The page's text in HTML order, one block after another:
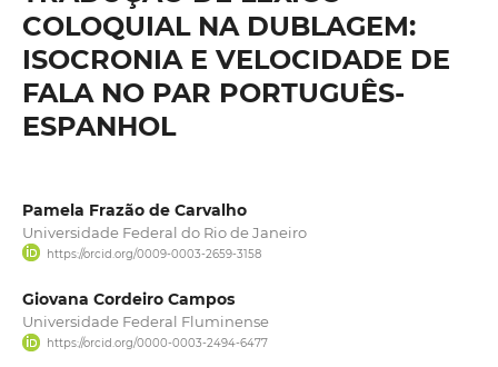
COLOQUIAL NA DUBLAGEM:
ISOCRONIA E VELOCIDADE DE
FALA NO PAR PORTUGUÊS-
ESPANHOL
Pamela Frazão de Carvalho
Universidade Federal do Rio de Janeiro
https://orcid.org/0009-0003-2659-3158
Giovana Cordeiro Campos
Universidade Federal Fluminense
https://orcid.org/0000-0003-2494-6477